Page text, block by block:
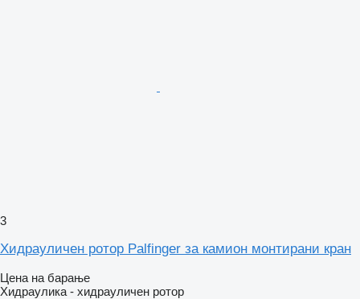
3
Хидрауличен ротор Palfinger за камион монтирани кран
Цена на барање
Хидраулика - хидрауличен ротор